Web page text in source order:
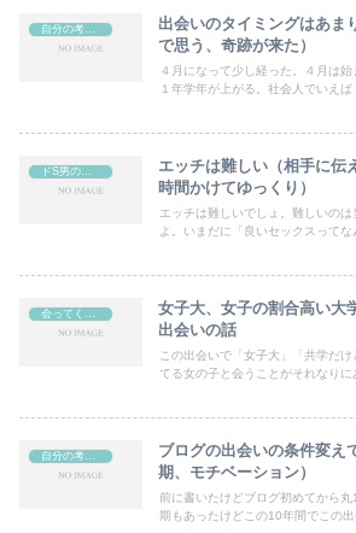
自分の考えや日記など（ブログ）
出会いのタイミングはあま
で思う、奇跡が来た）
４月になって少し経った。４月は
１年学年が上がる。社会人でいえば
ドS男の考え、思考（自分ではドSとは思ってはいない）
エッチは難しい（相手に伝
時間かけてゆっくり）
エッチは難しいでしょ。難しいの
よ。いまだに「良いセックスってな
女子大、女子の割合高い大
出会いの話
この出会いで「女子大」「共学だ
てる女の子と会うことがそれなりに
ブログの出会いの条件変え
期、モチベーション）
前に書いたけどブログ初めてから
期もあったけどこの10年間でこの出